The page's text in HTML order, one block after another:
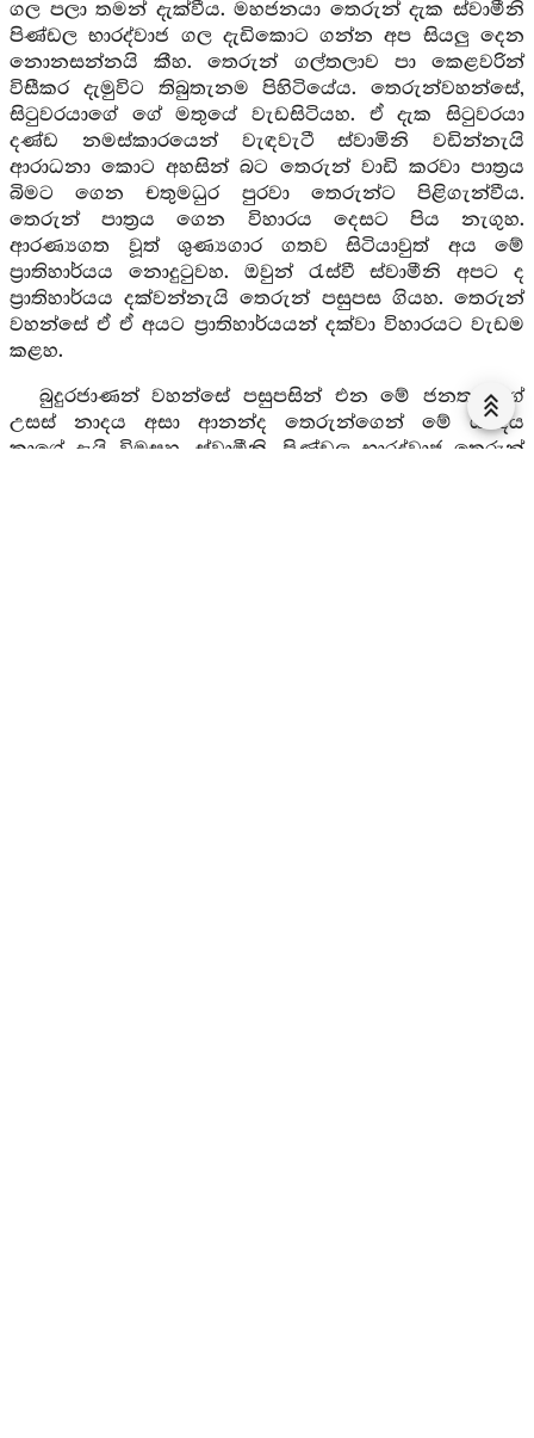
ගල පලා තමන් දැක්වීය. මහජනයා තෙරුන් දැක ස්වාමීනි
පිණ්ඩල භාරද්වාජ ගල දැඩිකොට ගන්න අප සියලු දෙන
නොනසන්නයි කීහ. තෙරුන් ගල්තලාව පා කෙළවරින්
විසීකර දැමුවිට තිබුතැනම පිහිටියේය. තෙරුන්වහන්සේ,
සිටුවරයාගේ ගේ මතුයේ වැඩසිටියහ. ඒ දැක සිටුවරයා
දණ්ඩ නමස්කාරයෙන් වැඳවැටී ස්වාමිනි වඩින්නැයි
ආරාධනා කොට අහසින් බට තෙරුන් වාඩි කරවා පාත්‍රය
බිමට ගෙන චතුමධුර පුරවා තෙරුන්ට පිළිගැන්වීය.
තෙරුන් පාත්‍රය ගෙන විහාරය දෙසට පිය නැගුහ.
ආරණ්‍යගත වූත් ශුණ්‍යගාර ගතව සිටියාවුත් අය මේ
ප්‍රාතිහාර්යය නොදුටුවහ. ඔවුන් රැස්වී ස්වාමීනි අපට ද
ප්‍රාතිහාර්යය දක්වන්නැයි තෙරුන් පසුපස ගියහ. තෙරුන්
වහන්සේ ඒ ඒ අයට ප්‍රාතිහාර්යයන් දක්වා විහාරයට වැඩම
කළහ.
බුදුරජාණන් වහන්සේ පසුපසින් එන මේ ජනතාවගේ
උසස් නාදය අසා ආනන්ද තෙරුන්ගෙන් මේ ශබ්දය
කාගේ දැයි විමසුහ. ස්වාමීනි, පිණ්ඩල භාරද්වාජ තෙරුන්